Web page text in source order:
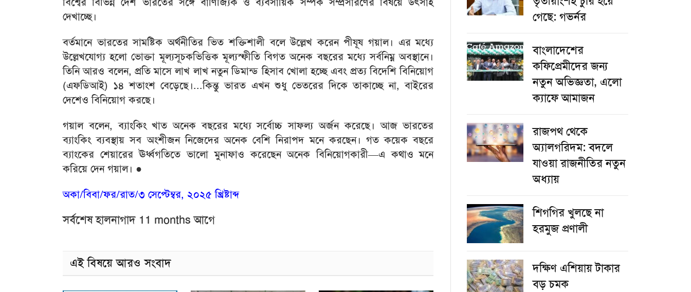
দেখাচ্ছে।
বর্তমানে ভারতের সামষ্টিক অর্থনীতির ভিত শক্তিশালী বলে উল্লেখ করেন পীযূষ গয়াল। এর মধ্যে
উল্লেখযোগ্য হলো ভোক্তা মূল্যসূচকভিত্তিক মূল্যস্ফীতি বিগত অনেক বছরের মধ্যে সর্বনিম্ন অবস্থানে।
তিনি আরও বলেন, প্রতি মাসে লাখ লাখ নতুন ডিমান্ড হিসাব খোলা হচ্ছে এবং প্রত্য বিদেশি বিনিয়োগ
(এফডিআই) ১৪ শতাংশ বেড়েছে।...কিন্তু ভারত এখন শুধু ভেতরের দিকে তাকাচ্ছে না, বাইরের
দেশেও বিনিয়োগ করছে।
গয়াল বলেন, ব্যাংকিং খাত অনেক বছরের মধ্যে সর্বোচ্চ সাফল্য অর্জন করেছে। আজ ভারতের
ব্যাংকিং ব্যবস্থায় সব অংশীজন নিজেদের অনেক বেশি নিরাপদ মনে করছেন। গত কয়েক বছরে
ব্যাংকের শেয়ারের ঊর্ধ্বগতিতে ভালো মুনাফাও করেছেন অনেক বিনিয়োগকারী—এ কথাও মনে
করিয়ে দেন গয়াল। ●
অকা/বিবা/ফর/রাত/৩ সেপ্টেম্বর, ২০২৫ খ্রিষ্টাব্দ
সর্বশেষ হালনাগাদ 11 months আগে
এই বিষয়ে আরও সংবাদ
গেছে: গভর্নর
বাংলাদেশের
কফিপ্রেমীদের জন্য
নতুন অভিজ্ঞতা, এলো
ক্যাফে আমাজন
রাজপথ থেকে
অ্যালগরিদম: বদলে
যাওয়া রাজনীতির নতুন
অধ্যায়
শিগগির খুলছে না
হরমুজ প্রণালী
দক্ষিণ এশিয়ায় টাকার
বড় চমক